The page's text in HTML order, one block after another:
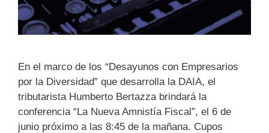
En el marco de los “Desayunos con Empresarios
por la Diversidad” que desarrolla la DAIA, el
tributarista Humberto Bertazza brindará la
conferencia “La Nueva Amnistía Fiscal”, el 6 de
junio próximo a las 8:45 de la mañana. Cupos